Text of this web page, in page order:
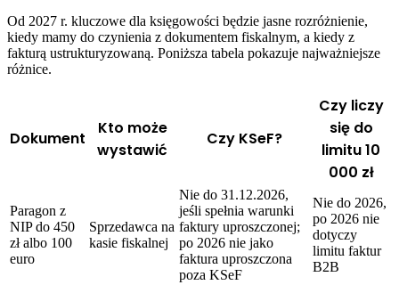
Od 2027 r. kluczowe dla księgowości będzie jasne rozróżnienie,
kiedy mamy do czynienia z dokumentem fiskalnym, a kiedy z
fakturą ustrukturyzowaną. Poniższa tabela pokazuje najważniejsze
różnice.
Dokument
Kto może
wystawić
Czy KSeF?
Czy liczy
się do
limitu 10
000 zł
Paragon z
NIP do 450
zł albo 100
euro
Sprzedawca na
kasie fiskalnej
Nie do 31.12.2026,
jeśli spełnia warunki
faktury uproszczonej;
po 2026 nie jako
faktura uproszczona
poza KSeF
Nie do 2026,
po 2026 nie
dotyczy
limitu faktur
B2B